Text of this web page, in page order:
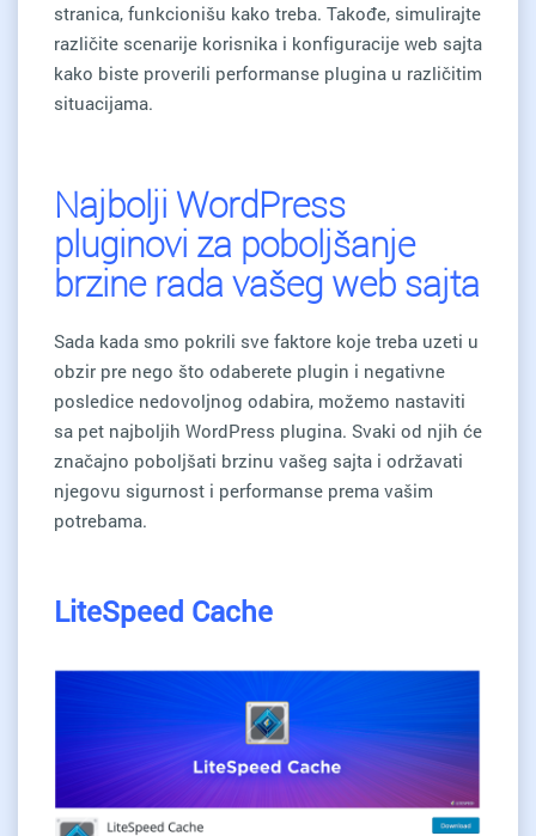
stranica, funkcionišu kako treba. Takođe, simulirajte
različite scenarije korisnika i konfiguracije web sajta
kako biste proverili performanse plugina u različitim
situacijama.
Najbolji WordPress
pluginovi za poboljšanje
brzine rada vašeg web sajta
Sada kada smo pokrili sve faktore koje treba uzeti u
obzir pre nego što odaberete plugin i negativne
posledice nedovoljnog odabira, možemo nastaviti
sa pet najboljih WordPress plugina. Svaki od njih će
značajno poboljšati brzinu vašeg sajta i održavati
njegovu sigurnost i performanse prema vašim
potrebama.
LiteSpeed Cache